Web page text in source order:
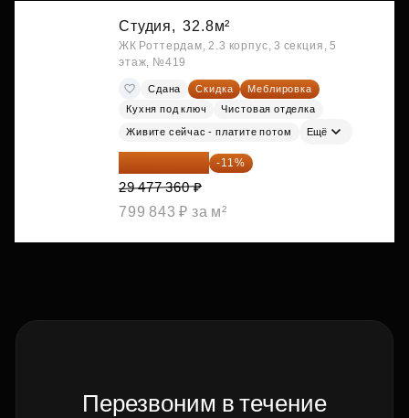
Студия, 32.8м²
ЖК Роттердам, 2.3 корпус, 3 секция, 5
этаж, №419
Сдана Скидка
Меблировка
Кухня под ключ
Чистовая отделка
Живите сейчас - платите потом Ещё
26 234 850 ₽ -11%
29 477 360 ₽
799 843 ₽ за м²
Перезвоним в течение